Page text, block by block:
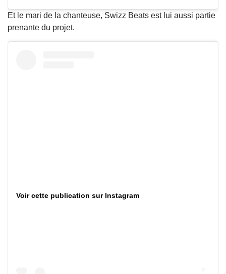
Et le mari de la chanteuse, Swizz Beats est lui aussi partie
prenante du projet.
Voir cette publication sur Instagram